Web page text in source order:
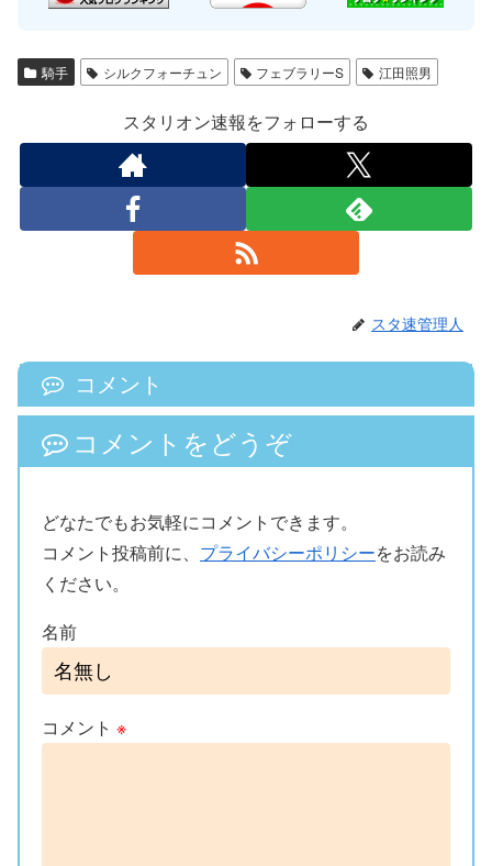
騎手 シルクフォーチュン フェブラリーS 江田照男
スタリオン速報をフォローする
スタ速管理人
コメント
コメントをどうぞ
どなたでもお気軽にコメントできます。
コメント投稿前に、 プライバシーポリシーをお読み
ください。
名前
コメント ※